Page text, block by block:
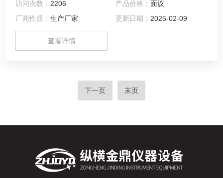
漏电起痕指数的测定，具有简便、准确、可靠、实用等特点
访问次数： 2206 产品价格： 面议
厂商性质：生产厂家 更新日期： 2025-02-09
查看详情
下一页 末页